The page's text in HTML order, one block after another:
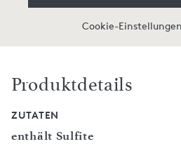
Cookie-
Produktdetails
ZUTATEN
enthält Sulfite